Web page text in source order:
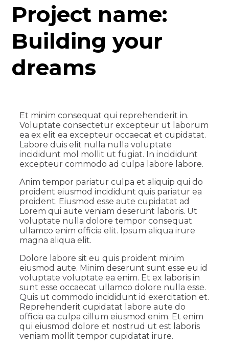
Project name:
Building your
dreams
Et minim consequat qui reprehenderit in.
Voluptate consectetur excepteur ut laborum
ea ex elit ea excepteur occaecat et cupidatat.
Labore duis elit nulla nulla voluptate
incididunt mol mollit ut fugiat. In incididunt
excepteur commodo ad culpa labore labore.
Anim tempor pariatur culpa et aliquip qui do
proident eiusmod incididunt quis pariatur ea
proident. Eiusmod esse aute cupidatat ad
Lorem qui aute veniam deserunt laboris. Ut
voluptate nulla dolore tempor consequat
ullamco enim officia elit. Ipsum aliqua irure
magna aliqua elit.
Dolore labore sit eu quis proident minim
eiusmod aute. Minim deserunt sunt esse eu id
voluptate voluptate ea enim. Et ex laboris in
sunt esse occaecat ullamco dolore nulla esse.
Quis ut commodo incididunt id exercitation et.
Reprehenderit cupidatat labore aute do
officia ea culpa cillum eiusmod enim. Et enim
qui eiusmod dolore et nostrud ut est laboris
veniam mollit tempor cupidatat irure.